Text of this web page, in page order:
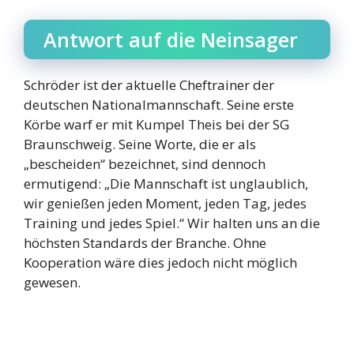
Antwort auf die Neinsager
Schröder ist der aktuelle Cheftrainer der
deutschen Nationalmannschaft. Seine erste
Körbe warf er mit Kumpel Theis bei der SG
Braunschweig. Seine Worte, die er als
„bescheiden“ bezeichnet, sind dennoch
ermutigend: „Die Mannschaft ist unglaublich,
wir genießen jeden Moment, jeden Tag, jedes
Training und jedes Spiel.“ Wir halten uns an die
höchsten Standards der Branche. Ohne
Kooperation wäre dies jedoch nicht möglich
gewesen.